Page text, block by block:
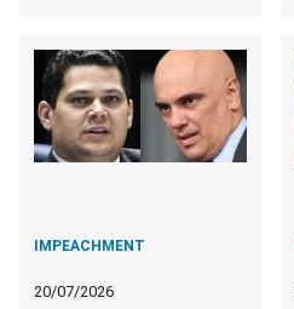
IMPEACHMENT
20/07/2026